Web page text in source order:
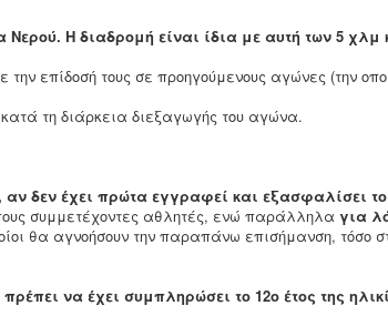
Η διαδρομή είναι ίδια με αυτή των 5 χλμ
επίδοσή τους σε προηγούμενους αγώνες (την
τη διάρκεια διεξαγωγής του αγώνα.
δεν έχει πρώτα εγγραφεί και εξασφαλίσει
συμμετέχοντες αθλητές, ενώ παράλληλα για
θα αγνοήσουν την παραπάνω επισήμανση, τόσο
να έχει συμπληρώσει το 12ο έτος της